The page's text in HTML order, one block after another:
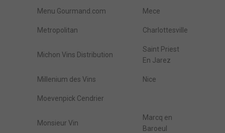
Menu Gourmand.com Mece
Metropolitan Charlottesville
Michon Vins Distribution
Saint Priest
En Jarez
Millenium des Vins Nice
Moevenpick Cendrier
Monsieur Vin
Marcq en
Baroeul